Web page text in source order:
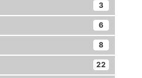
3
6
8
22